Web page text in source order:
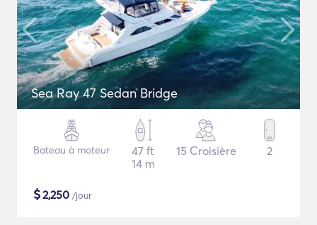
Sea Ray 47 Sedan Bridge
Bateau à moteur
47 ft
14 m
15 Croisière 2
$2,250 /jour